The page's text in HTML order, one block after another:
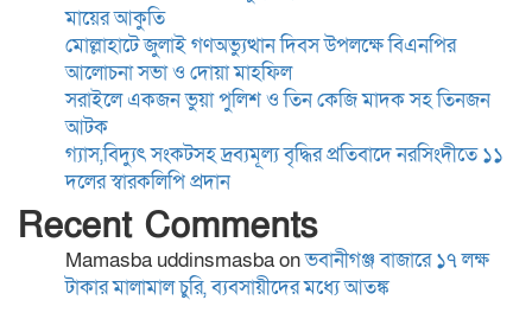
অবিলম্বে গণমাধ্যম কমিশন গঠন
করুন
কুমিল্লা-৫ আসনের এমপি হাজী
জসিম উদ্দিনকে নিয়ে ড. মোবারক
হোসাইনের বক্তব্যে সামাজিক
যোগাযোগমাধ্যমে প্রতিবাদ
“বৈষম্য আন্দোলন ইতিহাসে
বৈষম্যের শিকার:-
মায়ের আকুতি
মোল্লাহাটে জুলাই গণঅভ্যুত্থান দিবস উপলক্ষে বিএনপির
আলোচনা সভা ও দোয়া মাহফিল
সরাইলে একজন ভুয়া পুলিশ ও তিন কেজি মাদক সহ তিনজন
আটক
গ্যাস,বিদ্যুৎ সংকটসহ দ্রব্যমূল্য বৃদ্ধির প্রতিবাদে নরসিংদীতে ১১
দলের স্বারকলিপি প্রদান
Recent Comments
Mamasba uddinsmasbaonভবানীগঞ্জ বাজারে ১৭ লক্ষ
টাকার মালামাল চুরি, ব্যবসায়ীদের মধ্যে আতঙ্ক